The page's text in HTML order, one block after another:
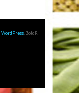
WordPress. BoldR